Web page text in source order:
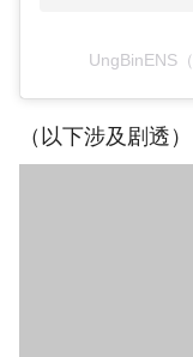
UngBinENS
（以下涉及剧透）